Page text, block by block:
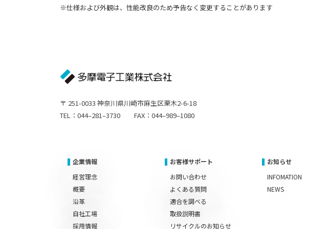
※仕様および外観は、性能改良のため予告なく変更することがあります
〒 251-0033 神奈川県川崎市麻生区栗木2-6-18
TEL：044–281–3730 FAX：044–989–1080
企業情報
経営理念
概要
沿革
自社工場
採用情報
お客様サポート
お問い合わせ
よくある質問
適合を調べる
取扱説明書
リサイクルのお知らせ
お知らせ
INFOMATION
NEWS